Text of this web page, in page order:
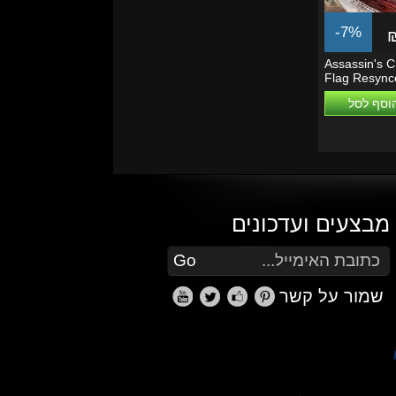
-7%
Assassin's
Flag
(EU/EMEA)
לסל
מבצעים ועדכונים
הזן את כתובת הדוא"ל שלך כדי להירשם לעדכונים ומבצעים
Go
שמור על קשר